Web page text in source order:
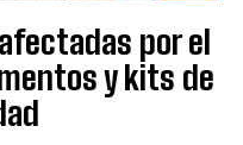
por el
y kits de